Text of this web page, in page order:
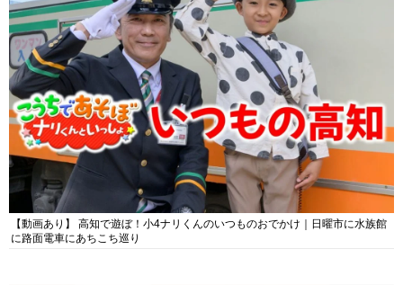
【動画あり】 高知で遊ぼ！小4ナリくんのいつものおでかけ｜日曜市に水族館
に路面電車にあちこち巡り